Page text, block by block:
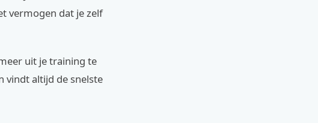
vermogen dat je zelf
uit je training te
vindt altijd de snelste